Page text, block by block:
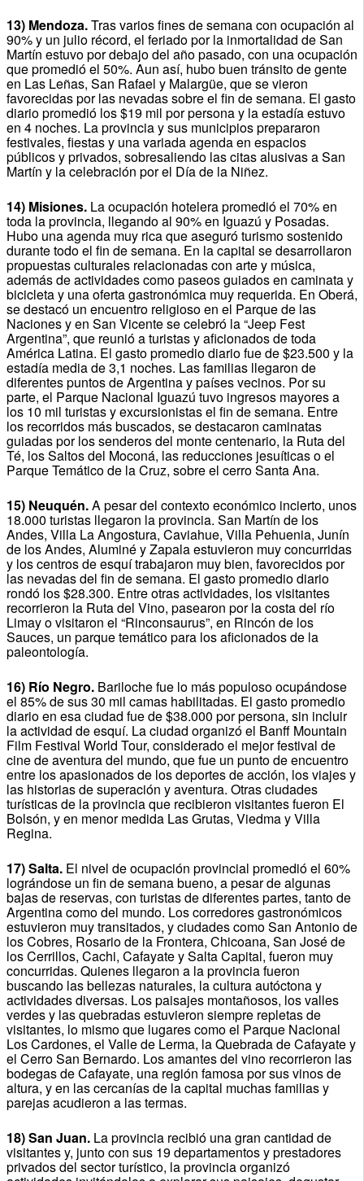
13) Mendoza.Tras varios fines de semana con ocupación al
90% y un julio récord, el feriado por la inmortalidad de San
Martín estuvo por debajo del año pasado, con una ocupación
que promedió el 50%. Aun así, hubo buen tránsito de gente
en Las Leñas, San Rafael y Malargüe, que se vieron
favorecidas por las nevadas sobre el fin de semana. El gasto
diario promedió los $19 mil por persona y la estadía estuvo
en 4 noches. La provincia y sus municipios prepararon
festivales, fiestas y una variada agenda en espacios
públicos y privados, sobresaliendo las citas alusivas a San
Martín y la celebración por el Día de la Niñez.
14) Misiones. La ocupación hotelera promedió el 70% en
toda la provincia, llegando al 90% en Iguazú y Posadas.
Hubo una agenda muy rica que aseguró turismo sostenido
durante todo el fin de semana. En la capital se desarrollaron
propuestas culturales relacionadas con arte y música,
además de actividades como paseos guiados en caminata y
bicicleta y una oferta gastronómica muy requerida. En Oberá,
se destacó un encuentro religioso en el Parque de las
Naciones y en San Vicente se celebró la “Jeep Fest
Argentina”, que reunió a turistas y aficionados de toda
América Latina. El gasto promedio diario fue de $23.500 y la
estadía media de 3,1 noches. Las familias llegaron de
diferentes puntos de Argentina y países vecinos. Por su
parte, el Parque Nacional Iguazú tuvo ingresos mayores a
los 10 mil turistas y excursionistas el fin de semana. Entre
los recorridos más buscados, se destacaron caminatas
guiadas por los senderos del monte centenario, la Ruta del
Té, los Saltos del Moconá, las reducciones jesuíticas o el
Parque Temático de la Cruz, sobre el cerro Santa Ana.
15) Neuquén.A pesar del contexto económico incierto, unos
18.000 turistas llegaron la provincia. San Martín de los
Andes, Villa La Angostura, Caviahue, Villa Pehuenia, Junín
de los Andes, Aluminé y Zapala estuvieron muy concurridas
y los centros de esquí trabajaron muy bien, favorecidos por
las nevadas del fin de semana. El gasto promedio diario
rondó los $28.300. Entre otras actividades, los visitantes
recorrieron la Ruta del Vino, pasearon por la costa del río
Limay o visitaron el “Rinconsaurus”, en Rincón de los
Sauces, un parque temático para los aficionados de la
paleontología.
16) Río Negro. Bariloche fue lo más populoso ocupándose
el 85% de sus 30 mil camas habilitadas. El gasto promedio
diario en esa ciudad fue de $38.000 por persona, sin incluir
la actividad de esquí. La ciudad organizó el Banff Mountain
Film Festival World Tour, considerado el mejor festival de
cine de aventura del mundo, que fue un punto de encuentro
entre los apasionados de los deportes de acción, los viajes y
las historias de superación y aventura. Otras ciudades
turísticas de la provincia que recibieron visitantes fueron El
Bolsón, y en menor medida Las Grutas, Viedma y Villa
Regina.
17) Salta.El nivel de ocupación provincial promedió el 60%
lográndose un fin de semana bueno, a pesar de algunas
bajas de reservas, con turistas de diferentes partes, tanto de
Argentina como del mundo. Los corredores gastronómicos
estuvieron muy transitados, y ciudades como San Antonio de
los Cobres, Rosario de la Frontera, Chicoana, San José de
los Cerrillos, Cachi, Cafayate y Salta Capital, fueron muy
concurridas. Quienes llegaron a la provincia fueron
buscando las bellezas naturales, la cultura autóctona y
actividades diversas. Los paisajes montañosos, los valles
verdes y las quebradas estuvieron siempre repletas de
visitantes, lo mismo que lugares como el Parque Nacional
Los Cardones, el Valle de Lerma, la Quebrada de Cafayate y
el Cerro San Bernardo. Los amantes del vino recorrieron las
bodegas de Cafayate, una región famosa por sus vinos de
altura, y en las cercanías de la capital muchas familias y
parejas acudieron a las termas.
18) San Juan. La provincia recibió una gran cantidad de
visitantes y, junto con sus 19 departamentos y prestadores
privados del sector turístico, la provincia organizó